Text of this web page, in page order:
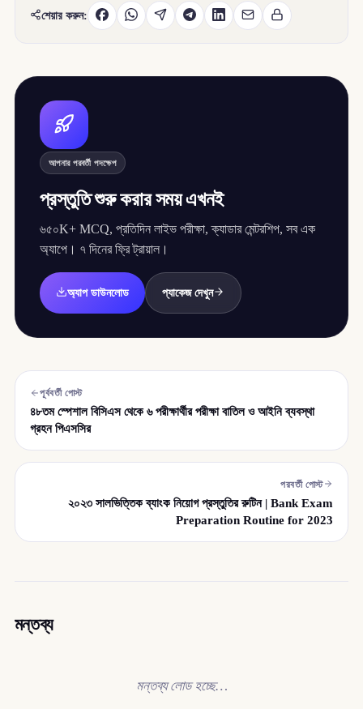
শেয়ার করুন:
আপনার পরবর্তী পদক্ষেপ
প্রস্তুতি শুরু করার সময় এখনই
৬৫০K+ MCQ, প্রতিদিন লাইভ পরীক্ষা, ক্যাডার মেন্টরশিপ, সব এক
অ্যাপে। ৭ দিনের ফ্রি ট্রায়াল।
অ্যাপ ডাউনলোড প্যাকেজ দেখুন
পূর্ববর্তী পোস্ট
৪৮তম স্পেশাল বিসিএস থেকে ৬ পরীক্ষার্থীর পরীক্ষা বাতিল ও আইনি ব্যবস্থা
গ্রহন পিএসসির
পরবর্তী পোস্ট
২০২৩ সালভিত্তিক ব্যাংক নিয়োগ প্রস্তুতির রুটিন | Bank Exam
Preparation Routine for 2023
মন্তব্য
মন্তব্য লোড হচ্ছে…